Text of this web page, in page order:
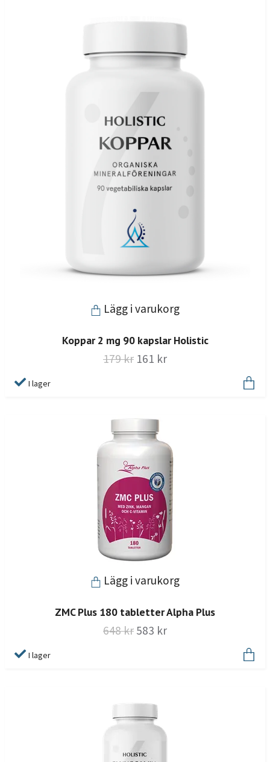
Lägg i varukorg
Koppar 2 mg 90 kapslar Holistic
179 kr 161 kr
I lager
Lägg i varukorg
ZMC Plus 180 tabletter Alpha Plus
648 kr 583 kr
I lager